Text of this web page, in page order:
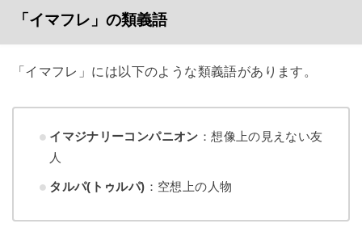
「イマフレ」の類義語
「イマフレ」には以下のような類義語があります。
イマジナリーコンパニオン ：想像上の見えない友
人
タルパ(トゥルパ) ：空想上の人物